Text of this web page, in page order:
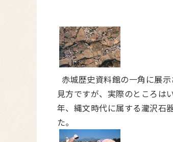
赤城歴史資料館の一角に展
見方ですが、実際のところは
年、縄文時代に属する瀧沢石
た。